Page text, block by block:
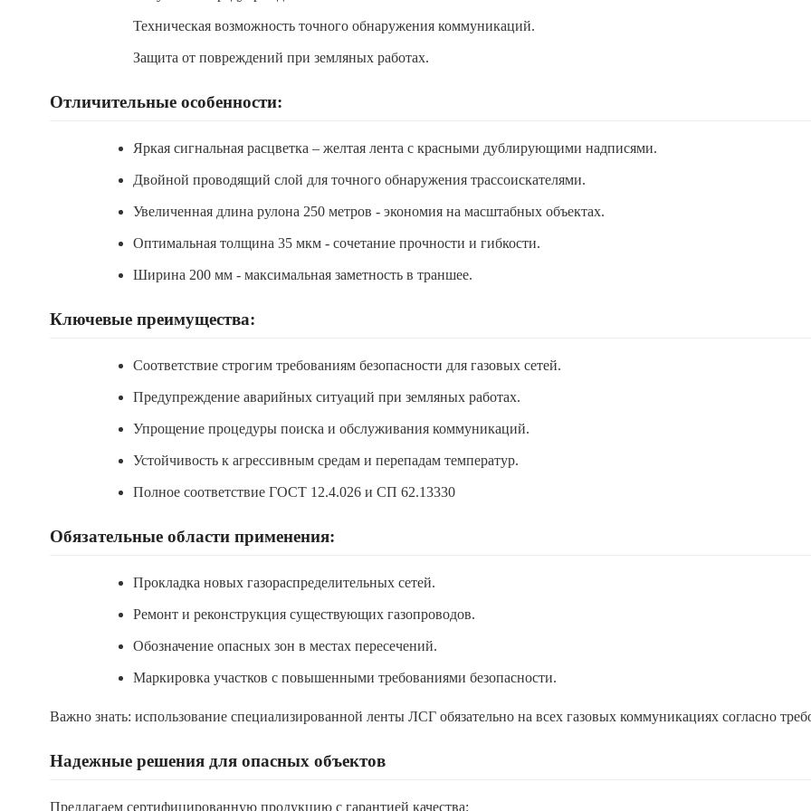
Техническая возможность точного обнаружения коммуникаций.
Защита от повреждений при земляных работах.
Отличительные особенности:
Яркая сигнальная расцветка – желтая лента с красными дублирующими надписями.
Двойной проводящий слой для точного обнаружения трассоискателями.
Увеличенная длина рулона 250 метров - экономия на масштабных объектах.
Оптимальная толщина 35 мкм - сочетание прочности и гибкости.
Ширина 200 мм - максимальная заметность в траншее.
Ключевые преимущества:
Соответствие строгим требованиям безопасности для газовых сетей.
Предупреждение аварийных ситуаций при земляных работах.
Упрощение процедуры поиска и обслуживания коммуникаций.
Устойчивость к агрессивным средам и перепадам температур.
Полное соответствие ГОСТ 12.4.026 и СП 62.13330
Обязательные области применения:
Прокладка новых газораспределительных сетей.
Ремонт и реконструкция существующих газопроводов.
Обозначение опасных зон в местах пересечений.
Маркировка участков с повышенными требованиями безопасности.
Важно знать: использование специализированной ленты ЛСГ обязательно на всех газовых коммуникациях согласно
Надежные решения для опасных объектов
Предлагаем сертифицированную продукцию с гарантией качества: